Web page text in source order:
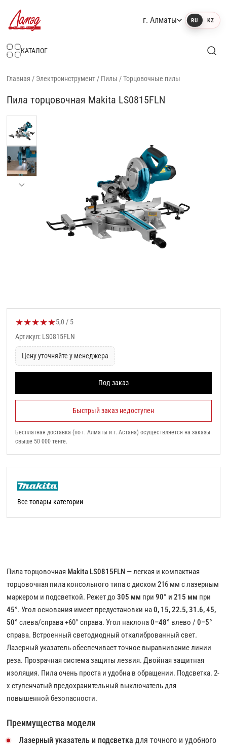
г. Алматы RU KZ
КАТАЛОГ
Главная / Электроинструмент / Пилы /Торцовочные пилы
Пила торцовочная Makita LS0815FLN
Пила торцовочная Makita LS0815FLN — легкая и компактная
торцовочная пила консольного типа с диском 216 мм с лазерным
маркером и подсветкой. Режет до305 мм при90° и 215 мм при
45°. Угол основания имеет предустановки на0, 15, 22.5, 31.6, 45,
50° слева/справа +60° справа. Угол наклона0–48° влево /0–5°
справа. Встроенный светодиодный откалиброванный свет.
Лазерный указатель обеспечивает точное выравнивание линии
реза. Прозрачная система защиты лезвия. Двойная защитная
изоляция. Пила очень проста и удобна в обращении. Подсветка. 2-
х ступенчатый предохранительный выключатель для
повышенной безопасности.
Преимущества модели
Лазерный указатель и подсветка для точного и удобного
★★★★★Оценка товара:
5,0 / 5
Артикул: LS0815FLN
Цену уточняйте у менеджера
Под заказ
Быстрый заказ недоступен
Бесплатная доставка (по г. Алматы и г. Астана) осуществляется на заказы
свыше 50 000 тенге.
Все товары категории